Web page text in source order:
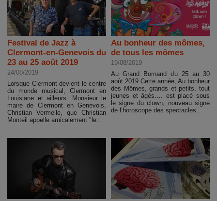
Festival de Jazz à
Clermont-en-Genevois du
23 au 25 août 2019
24/08/2019
Lorsque Clermont devient le centre
du monde musical, Clermont en
Louisiane et ailleurs. Monsieur le
maire de Clermont en Genevois,
Christian Vermelle, que Christian
Monteil appelle amicalement "le...
Au bonheur des mômes,
de tous les mômes
19/08/2019
Au Grand Bornand du 25 au 30
août 2019 Cette année, Au bonheur
des Mômes, grands et petits, tout
jeunes et âgés…. est placé sous
le signe du clown, nouveau signe
de l’horoscope des spectacles...